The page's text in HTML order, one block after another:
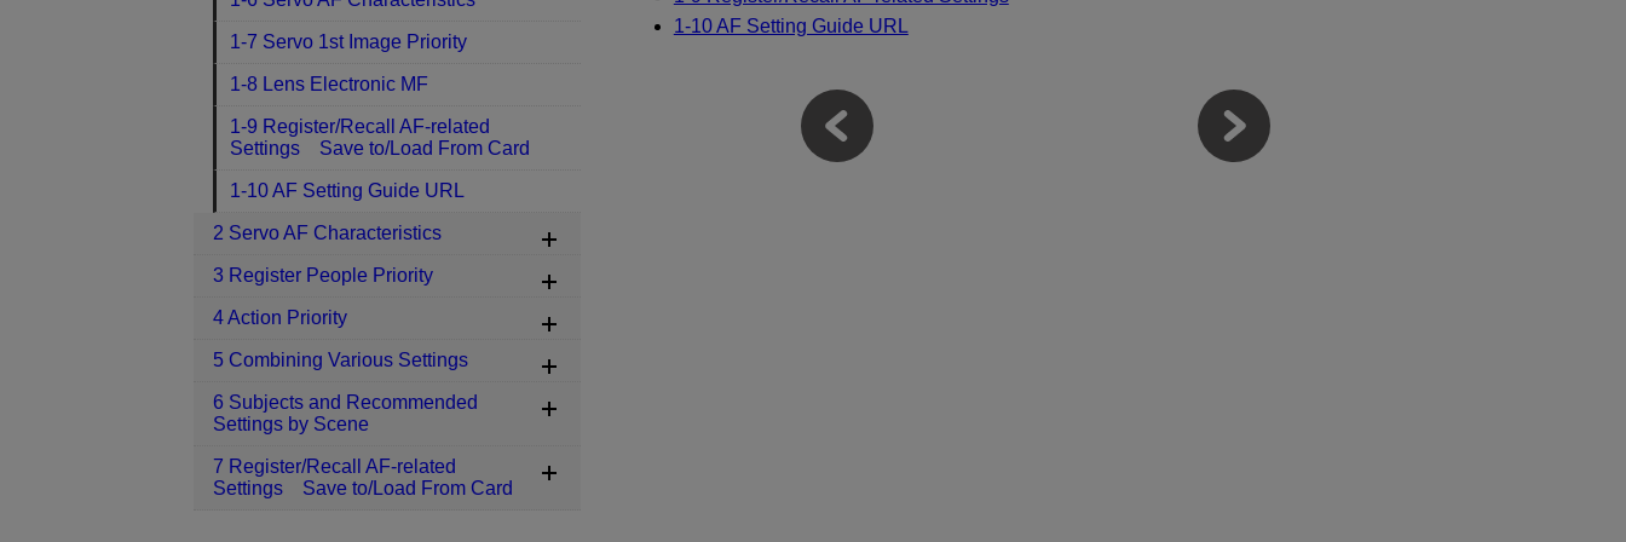
1-10 AF Setting Guide URL
1-7 Servo 1st Image Priority
1-8 Lens Electronic MF
1-9 Register/Recall AF-related
Settings Save to/Load From Card
1-10 AF Setting Guide URL
2 Servo AF Characteristics
3 Register People Priority
4 Action Priority
5 Combining Various Settings
6 Subjects and Recommended
Settings by Scene
7 Register/Recall AF-related
Settings Save to/Load From Card